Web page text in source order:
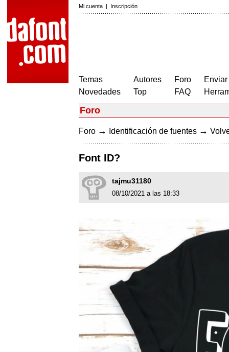
Mi cuenta | Inscripción
Temas
Novedades
Autores
Top
Foro
FAQ
Foro
Foro → Identificación de fuentes →
Font ID?
tajmu31180
08/10/2021 a las 18:33